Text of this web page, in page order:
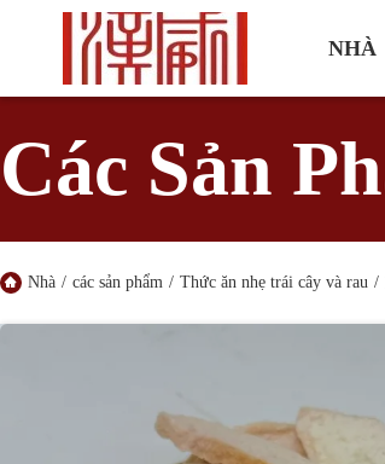
NHÀ
Các Sản
Nhà / các sản phẩm / Thức ăn nhẹ trái cây và rau /